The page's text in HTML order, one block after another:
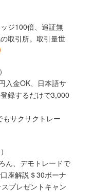
ジ100倍、追証無
取引所。取引量世
入金OK、日本語サ
録するだけで3,000
サクサクトレー
ん、デモトレードで
座解説＄30ボーナ
プレゼントキャン